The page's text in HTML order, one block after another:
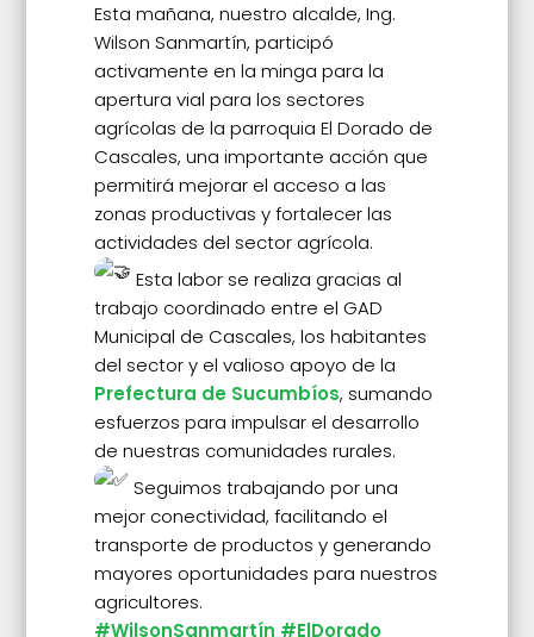
Esta mañana, nuestro alcalde, Ing.
Wilson Sanmartín, participó
activamente en la minga para la
apertura vial para los sectores
agrícolas de la parroquia El Dorado de
Cascales, una importante acción que
permitirá mejorar el acceso a las
zonas productivas y fortalecer las
actividades del sector agrícola.
Esta labor se realiza gracias al
trabajo coordinado entre el GAD
Municipal de Cascales, los habitantes
del sector y el valioso apoyo de la
Prefectura de Sucumbíos, sumando
esfuerzos para impulsar el desarrollo
de nuestras comunidades rurales.
Seguimos trabajando por una
mejor conectividad, facilitando el
transporte de productos y generando
mayores oportunidades para nuestros
agricultores.
#WilsonSanmartín #ElDorado